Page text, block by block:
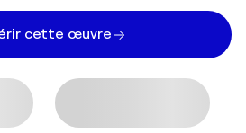
cette œuvre